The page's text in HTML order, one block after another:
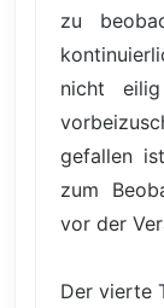
zu
nicht
gefallen
zum
vor der
Der vierte